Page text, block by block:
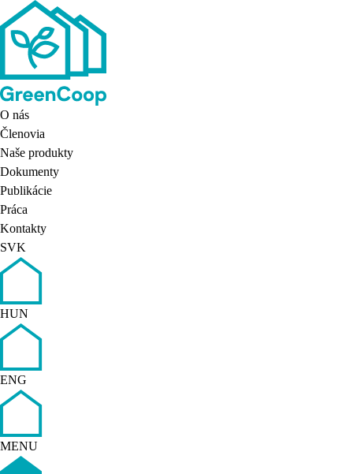
O nás
Členovia
Naše produkty
Dokumenty
Publikácie
Práca
Kontakty
SVK
HUN
ENG
MENU